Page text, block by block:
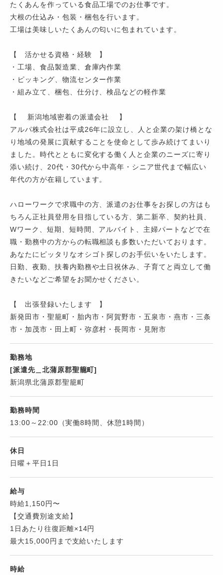
たくあんを作っている食品工場でのお仕事です。
大根の仕込み・包装・梱包を行います。
工場は美味しいたくあんの匂いに包まれています。
【 活かせる資格・経験 】
・工場、食品製造業、倉庫内作業
・ピッキング、物流センター作業
・組み立て、梱包、仕分け、検品などの軽作業
【 新潟地域密着の派遣会社 】
アルパ株式会社は平成26年に設立し、人と企業の架け橋とな
り地域の発展に貢献することを使命として歩み続けてまいり
ました。時代とともに変化する働く人と企業のニーズに寄り
添い続け、20代・30代から中高年・シニア世代まで幅広い
年代の方が在籍しています。
ハローワークで求職中の方、派遣のお仕事をお探しの方はも
ちろん正社員登用を目指している方、第二新卒、契約社員、
Wワーク、短期、短時間、アルバイト、主婦パートなどで在
職・勤務中の方からの転職相談も多数いただいております。
あなたにピッタリなオシゴト探しのお手伝いをいたします。
日勤、夜勤、扶養内勤務や土日祝休み、子育てと両立して働
きたいなどご希望をお聞かせください。
【 出張登録いたします 】
新発田市・聖籠町・胎内市・阿賀野市・五泉市・燕市・三条
市・加茂市・田上町・弥彦村・長岡市・見附市
勤務地
[派遣先＿北蒲原郡聖籠町]
新潟県北蒲原郡聖籠町
勤務時間
13:00～22:00（実働8時間、休憩1時間）
休日
日曜＋平日1日
給与
時給1,150円〜
【交通費別途支給】
1日あたり往復距離×14円
最大15,000円まで支給いたします
時給